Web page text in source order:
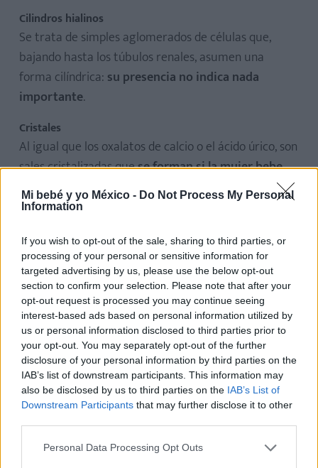
Mi bebé y yo México - Do Not Process My Personal
Information
If you wish to opt-out of the sale, sharing to third parties, or
processing of your personal or sensitive information for
targeted advertising by us, please use the below opt-out
section to confirm your selection. Please note that after your
opt-out request is processed you may continue seeing
interest-based ads based on personal information utilized by
us or personal information disclosed to third parties prior to
your opt-out. You may separately opt-out of the further
disclosure of your personal information by third parties on the
IAB’s list of downstream participants. This information may
also be disclosed by us to third parties on the IAB’s List of
Downstream Participants that may further disclose it to other
Personal Data Processing Opt Outs
Cilindros hialinos
Se trata de simples aglomerados de células que,
bajando hasta los túbulos renales, asumen una
forma cilíndrica: su presencia no indica nada
importante.
Cristales
Al igual que los oxalatos de calcio o el ácido úrico, son
sales cristalizadas quese forman si la mujer bebe
pocos líquidos. Si se encuentra,se aconseja beber
más, porque con el tiempo podrían originar cálculos
Células de vías bajas o de transición
Son las células que revisten la parte interior de la
vejiga y quese expulsan con la orina después de un
normal ciclo celular.
Cómo efectuar la recogida en caso de
análisis de orina
Para que el resultado del examen sea fiable,la
muestra debe ser recogida correctamente
. Veamos